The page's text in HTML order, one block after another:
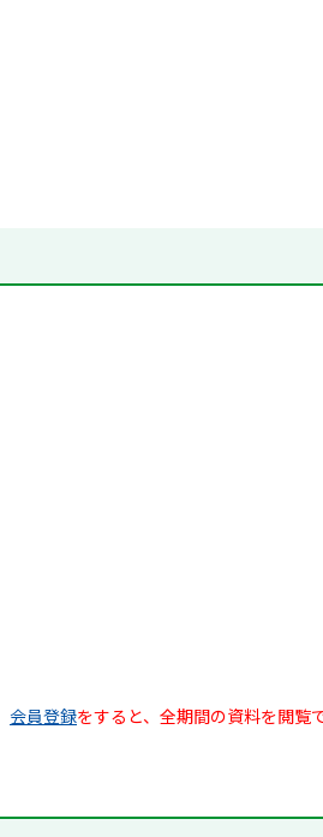
会員登録をすると、全期間の資料を閲覧